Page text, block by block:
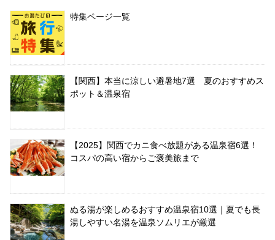
特集ページ一覧
【関西】本当に涼しい避暑地7選 夏のおすすめス
ポット＆温泉宿
【2025】関西でカニ食べ放題がある温泉宿6選！
コスパの高い宿からご褒美旅まで
ぬる湯が楽しめるおすすめ温泉宿10選｜夏でも長
湯しやすい名湯を温泉ソムリエが厳選